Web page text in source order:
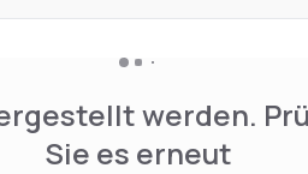
werden.
Sie es erneut